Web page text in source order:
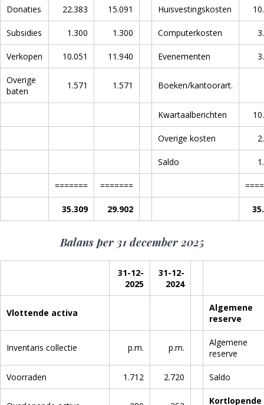
Donaties 22.383 15.091 Huisvestingskosten
Subsidies 1.300 1.300 Computerkosten
Verkopen 10.051 11.940 Evenementen
Overige
baten
1.571 1.571 Boeken/kantoorart.
Kwartaalberichten
Overige kosten
Saldo
======= =======
35.309 29.902
Balans per 31 december 2025
31-12-
2025
31-12-
2024
Vlottende activa
Algemene
reserve
Inventaris collectie p.m. p.m.
Algemene
reserve
Voorraden 1.712 2.720 Saldo
Kortlopende